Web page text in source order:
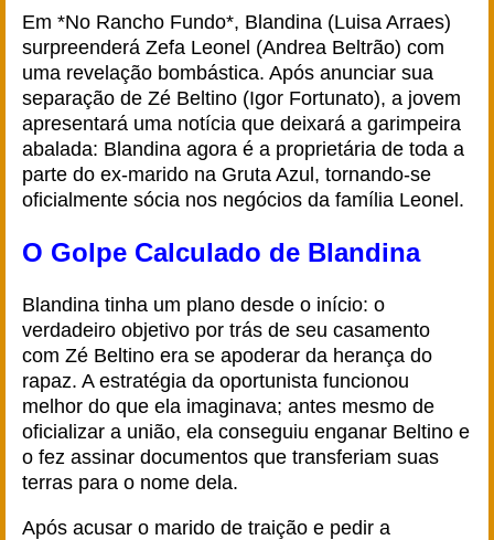
Em *No Rancho Fundo*, Blandina (Luisa Arraes)
surpreenderá Zefa Leonel (Andrea Beltrão) com
uma revelação bombástica. Após anunciar sua
separação de Zé Beltino (Igor Fortunato), a jovem
apresentará uma notícia que deixará a garimpeira
abalada: Blandina agora é a proprietária de toda a
parte do ex-marido na Gruta Azul, tornando-se
oficialmente sócia nos negócios da família Leonel.
O Golpe Calculado de Blandina
Blandina tinha um plano desde o início: o
verdadeiro objetivo por trás de seu casamento
com Zé Beltino era se apoderar da herança do
rapaz. A estratégia da oportunista funcionou
melhor do que ela imaginava; antes mesmo de
oficializar a união, ela conseguiu enganar Beltino e
o fez assinar documentos que transferiam suas
terras para o nome dela.
Após acusar o marido de traição e pedir a